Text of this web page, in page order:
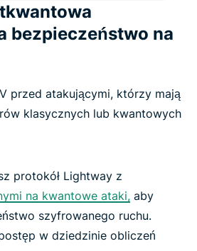
bezpieczeństwo na
przed atakującymi, którzy mają
klasycznych lub kwantowych
protokół Lightway z
na kwantowe ataki, aby
szyfrowanego ruchu.
w dziedzinie obliczeń